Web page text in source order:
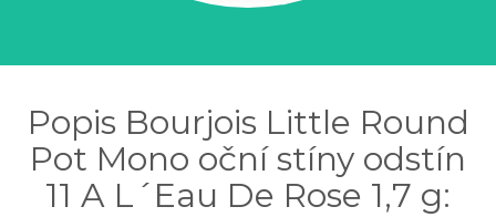
Popis Bourjois Little Round
Pot Mono oční stíny odstín
11 A L´Eau De Rose 1,7 g: